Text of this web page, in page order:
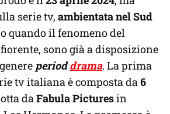
serie tv, ambientata nel Sud
quando il fenomeno del
sono già a disposizione
perioddrama. La prima
tv italiana è composta da 6
da Fabula Picturesin